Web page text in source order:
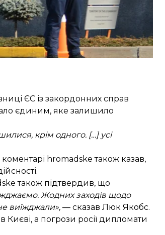
ЄС із закордонних справ
єдиним, яке залишило
крім одного. […] усі
hromadske також казав,
також підтвердив, що
Жодних заходів щодо
виїжджали», — сказав Люк Якобс.
а погрози росії дипломати